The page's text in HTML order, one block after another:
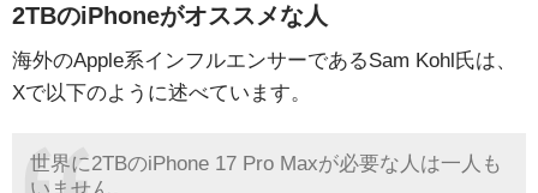
2TBのiPhoneがオススメな人
海外のApple系インフルエンサーであるSam Kohl氏は、
Xで以下のように述べています。
世界に2TBのiPhone 17 Pro Maxが必要な人は一人も
いません。